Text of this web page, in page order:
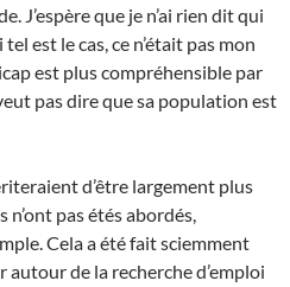
J’espère que je n’ai rien dit qui
est le cas, ce n’était pas mon
est plus compréhensible par
pas dire que sa population est
d’être largement plus
pas étés abordés,
Cela a été fait sciemment
de la recherche d’emploi